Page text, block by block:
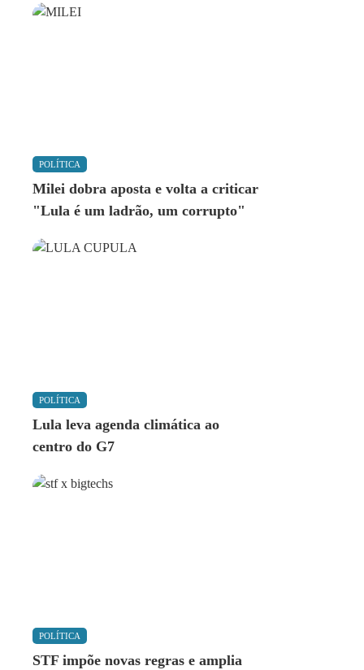
POLÍTICA
Milei dobra aposta e volta a criticar
"Lula é um ladrão, um corrupto"
POLÍTICA
Lula leva agenda climática ao
centro do G7
POLÍTICA
STF impõe novas regras e amplia